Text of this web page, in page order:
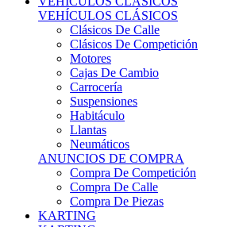
VEHÍCULOS CLÁSICOS
Clásicos De Calle
Clásicos De Competición
Motores
Cajas De Cambio
Carrocería
Suspensiones
Habitáculo
Llantas
Neumáticos
ANUNCIOS DE COMPRA
Compra De Competición
Compra De Calle
Compra De Piezas
KARTING